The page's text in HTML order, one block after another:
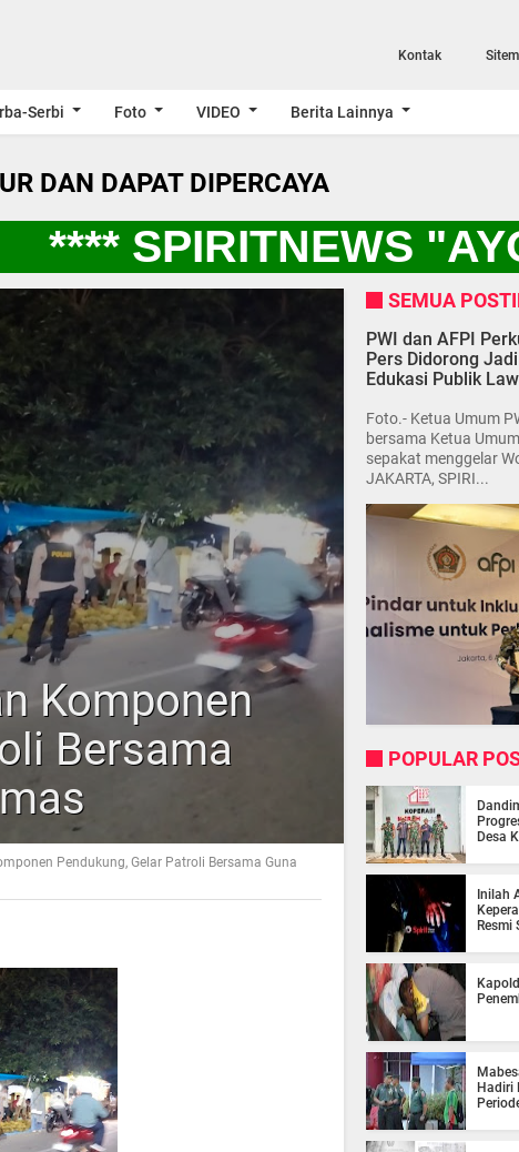
Kontak
Serbi Foto VIDEO Berita Lainnya
DAN DAPAT DIPERCAYA
SPIRITNEWS "AYO
Komponen
Bersama
Pendukung, Gelar Patroli Bersama Guna
SEMUA
PWI dan AFPI
Pers Didorong
Edukasi Publik
Foto.- Ketua Umum
bersama Ketua
sepakat menggelar
JAKARTA, SPIRI...
POPULAR
Desa
Inilah
Resmi
Hadiri